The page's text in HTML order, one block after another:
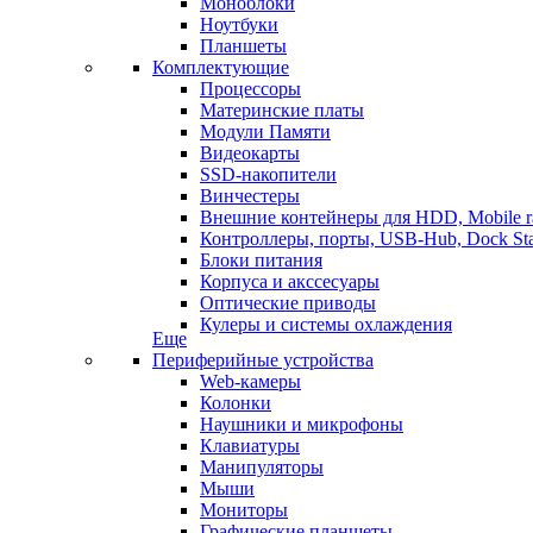
Ноутбуки
Планшеты
Комплектующие
Процессоры
Материнские платы
Модули Памяти
Видеокарты
SSD-накопители
Винчестеры
Внешние контейнеры для HDD, Mobile
Контроллеры, порты, USB-Hub, Dock
Блоки питания
Корпуса и акссесуары
Оптические приводы
Кулеры и системы охлаждения
Еще
Периферийные устройства
Web-камеры
Колонки
Наушники и микрофоны
Клавиатуры
Манипуляторы
Мыши
Мониторы